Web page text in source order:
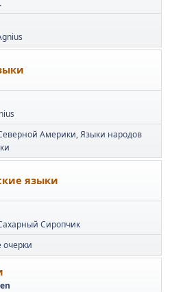
.
Америки Языки народов
языки
Сиропчик
очерки